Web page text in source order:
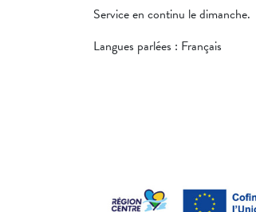
Service en continu le dimanche.
Langues parlées : Français